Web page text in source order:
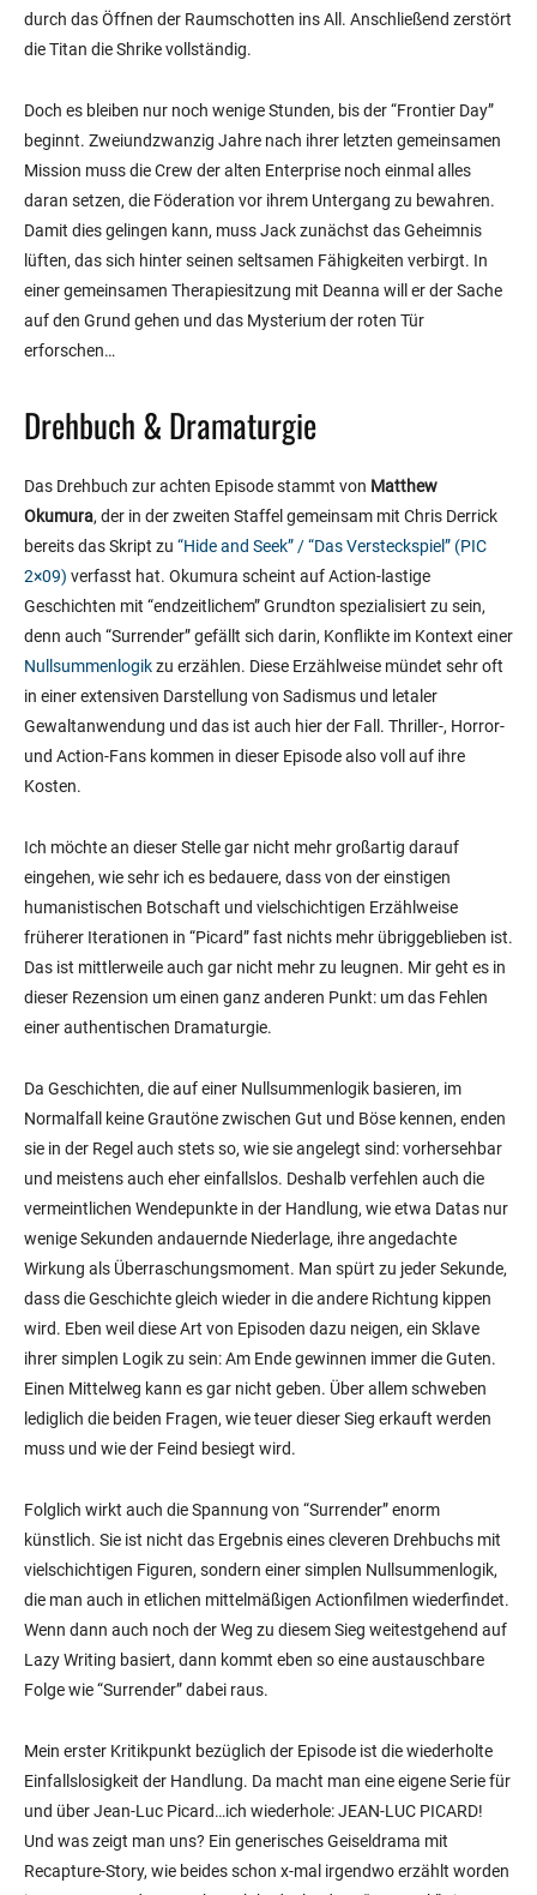
durch das Öffnen der Raumschotten ins All. Anschließend zerstört
die Titan die Shrike vollständig.
Doch es bleiben nur noch wenige Stunden, bis der “Frontier Day”
beginnt. Zweiundzwanzig Jahre nach ihrer letzten gemeinsamen
Mission muss die Crew der alten Enterprise noch einmal alles
daran setzen, die Föderation vor ihrem Untergang zu bewahren.
Damit dies gelingen kann, muss Jack zunächst das Geheimnis
lüften, das sich hinter seinen seltsamen Fähigkeiten verbirgt. In
einer gemeinsamen Therapiesitzung mit Deanna will er der Sache
auf den Grund gehen und das Mysterium der roten Tür
erforschen…
Drehbuch & Dramaturgie
Das Drehbuch zur achten Episode stammt von Matthew
Okumura, der in der zweiten Staffel gemeinsam mit Chris Derrick
bereits das Skript zu “Hide and Seek” / “Das Versteckspiel” (PIC
2×09) verfasst hat. Okumura scheint auf Action-lastige
Geschichten mit “endzeitlichem” Grundton spezialisiert zu sein,
denn auch “Surrender” gefällt sich darin, Konflikte im Kontext einer
Nullsummenlogikzu erzählen. Diese Erzählweise mündet sehr oft
in einer extensiven Darstellung von Sadismus und letaler
Gewaltanwendung und das ist auch hier der Fall. Thriller-, Horror-
und Action-Fans kommen in dieser Episode also voll auf ihre
Kosten.
Ich möchte an dieser Stelle gar nicht mehr großartig darauf
eingehen, wie sehr ich es bedauere, dass von der einstigen
humanistischen Botschaft und vielschichtigen Erzählweise
früherer Iterationen in “Picard” fast nichts mehr übriggeblieben ist.
Das ist mittlerweile auch gar nicht mehr zu leugnen. Mir geht es in
dieser Rezension um einen ganz anderen Punkt: um das Fehlen
einer authentischen Dramaturgie.
Da Geschichten, die auf einer Nullsummenlogik basieren, im
Normalfall keine Grautöne zwischen Gut und Böse kennen, enden
sie in der Regel auch stets so, wie sie angelegt sind: vorhersehbar
und meistens auch eher einfallslos. Deshalb verfehlen auch die
vermeintlichen Wendepunkte in der Handlung, wie etwa Datas nur
wenige Sekunden andauernde Niederlage, ihre angedachte
Wirkung als Überraschungsmoment. Man spürt zu jeder Sekunde,
dass die Geschichte gleich wieder in die andere Richtung kippen
wird. Eben weil diese Art von Episoden dazu neigen, ein Sklave
ihrer simplen Logik zu sein: Am Ende gewinnen immer die Guten.
Einen Mittelweg kann es gar nicht geben. Über allem schweben
lediglich die beiden Fragen, wie teuer dieser Sieg erkauft werden
muss und wie der Feind besiegt wird.
Folglich wirkt auch die Spannung von “Surrender” enorm
künstlich. Sie ist nicht das Ergebnis eines cleveren Drehbuchs mit
vielschichtigen Figuren, sondern einer simplen Nullsummenlogik,
die man auch in etlichen mittelmäßigen Actionfilmen wiederfindet.
Wenn dann auch noch der Weg zu diesem Sieg weitestgehend auf
Lazy Writing basiert, dann kommt eben so eine austauschbare
Folge wie “Surrender” dabei raus.
Mein erster Kritikpunkt bezüglich der Episode ist die wiederholte
Einfallslosigkeit der Handlung. Da macht man eine eigene Serie für
und über Jean-Luc Picard…ich wiederhole: JEAN-LUC PICARD!
Und was zeigt man uns? Ein generisches Geiseldrama mit
Recapture-Story, wie beides schon x-mal irgendwo erzählt worden